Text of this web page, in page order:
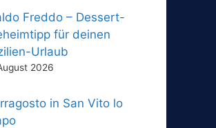
Freddo – Dessert-
für deinen
Urlaub
2026
in San Vito lo